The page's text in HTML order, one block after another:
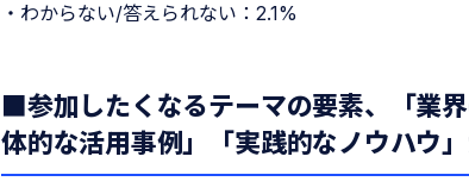
・わからない/答えられない：2.1%
■参加したくなるテーマの要素、「業
体的な活用事例」「実践的なノウハウ